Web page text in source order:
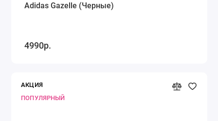
Adidas Gazelle (Черные)
4990р.
АКЦИЯ
ПОПУЛЯРНЫЙ